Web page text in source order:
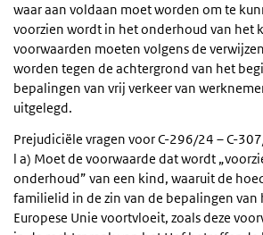
waar aan voldaan moet worden om te
voorzien wordt in het onderhoud van het
voorwaarden moeten volgens de
worden tegen de achtergrond van het
bepalingen van vrij verkeer van
uitgelegd.
Prejudiciële vragen voor C-296/24 – C-
l a) Moet de voorwaarde dat wordt
onderhoud” van een kind, waaruit de
familielid in de zin van de bepalingen van
Europese Unie voortvloeit, zoals deze